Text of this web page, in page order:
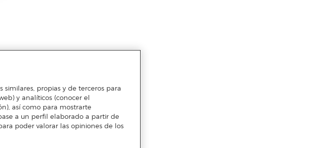
similares, propias y de terceros para
y analíticos (conocer el
así como para mostrarte
a un perfil elaborado a partir de
poder valorar las opiniones de los